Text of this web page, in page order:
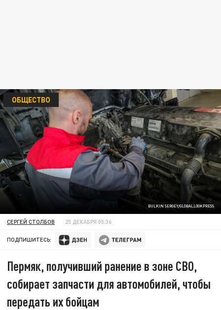
BULKIN SERGEY/GLOBALLOOKPRESS
ОБЩЕСТВО
СЕРГЕЙ СТОЛБОВ 25 ДЕКАБРЯ 05:36
ПОДПИШИТЕСЬ:
Пермяк, получивший ранение в зоне СВО,
собирает запчасти для автомобилей, чтобы
передать их бойцам